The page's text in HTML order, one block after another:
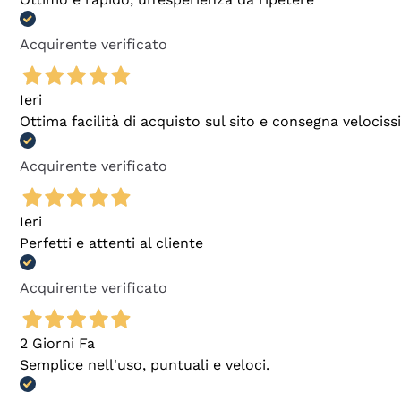
Acquirente verificato
Ieri
Ottima facilità di acquisto sul sito e consegna
Acquirente verificato
Ieri
Perfetti e attenti al cliente
Acquirente verificato
2 Giorni Fa
Semplice nell'uso, puntuali e veloci.